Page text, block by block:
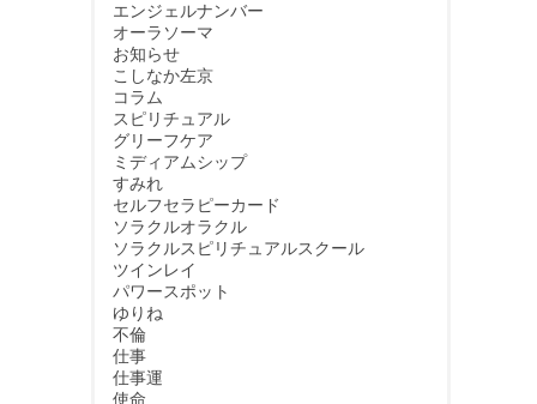
エンジェルナンバー
オーラソーマ
お知らせ
こしなか左京
コラム
スピリチュアル
グリーフケア
ミディアムシップ
すみれ
セルフセラピーカード
ソラクルオラクル
ソラクルスピリチュアルスクール
ツインレイ
パワースポット
ゆりね
不倫
仕事
仕事運
使命